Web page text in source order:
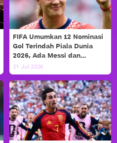
FIFA Umumkan 12 Nominasi
Gol Terindah Piala Dunia
2026, Ada Messi dan
Haaland!
21 Jul 2026